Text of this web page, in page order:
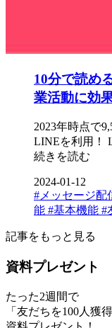
10分で読め
業活動に効
2023年時点で
LINEを利用！
続きを読む
2024-01-12
#メッセージ配
能 #基本機能 #
記事をもっと見る
資料プレゼント
たった2週間で
「友だちを100人獲